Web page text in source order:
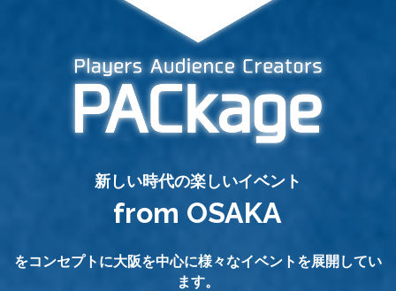
新しい時代の楽しいイベント
from OSAKA
をコンセプトに大阪を中心に様々なイベントを展開してい
ます。